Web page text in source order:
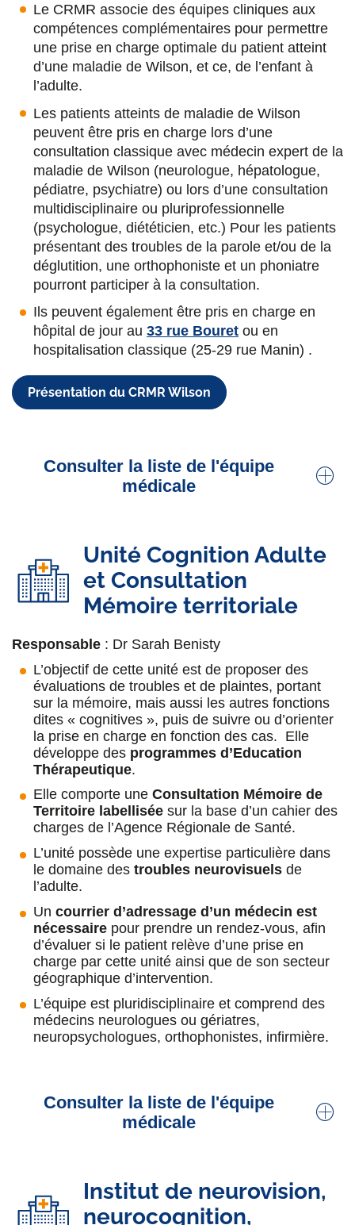
Infirmière d'éducation thérapeutique
Clémence Racine
Infirmière Diplômée d'Etat (IDE),CRMR Wilson
Dr Lucie Bernardaud
Neurologue. Maladie de Parkinson
Dr Brigitte Biolsi
Praticien hospitalier, Centre d'évaluation et de
traitement de la douleur,Fédération de toxine
Dr Nathalie Patte-Karsenti
Neurologue, praticien titulaire.Parkinson,
mouvements anormaux, injection de toxine
botulinique, éducation thérapeutique, hypnose,
TMS
Dr Quentin Salardaine
Neurologue.Maladie de Parkinson
Céline Déguise
Infirmière en Pratique Avancée.
Infirmière en Pratique Avancée : Education
thérapeutique,maladie de Wilson
Le CRMR associe des équipes cliniques aux
compétences complémentaires pour permettre
une prise en charge optimale du patient atteint
d’une maladie de Wilson, et ce, de l’enfant à
l’adulte.
Les patients atteints de maladie de Wilson
peuvent être pris en charge lors d’une
consultation classique avec médecin expert de la
maladie de Wilson (neurologue, hépatologue,
pédiatre, psychiatre) ou lors d’une consultation
multidisciplinaire ou pluriprofessionnelle
(psychologue, diététicien, etc.) Pour les patients
présentant des troubles de la parole et/ou de la
déglutition, une orthophoniste et un phoniatre
pourront participer à la consultation.
Ils peuvent également être pris en charge en
hôpital de jour au 33 rue Bouret ou en
hospitalisation classique (25-29 rue Manin) .
Présentation du CRMR Wilson
Consulter la liste de l'équipe
médicale
Neurologue, coordonnatrice du CRMR Wilson :
maladie de Wilson
Dr Mickael Alexandre Obadia
Neurologue, assistant.Parkinson
mouvements oculaires
Pr Dominique Debray
Hépatopédiatre,
Dr Imen Mansouri
Praticien titulaire,Service d'Imagerieet
échographiste CRMR Wilson
Michaela Pernon
Orthophoniste :maladie de Wilson, unité
Parkinsonet mouvements anormaux,
CRMR Maladies neurogénétiques et
mouvements anormaux
Lena Lingemann
Gwennaëlle Perez
Neuropsychologue :maladie de Wilson
Psychologue
Unité Cognition Adulte
et Consultation
Mémoire territoriale
Responsable : Dr Sarah Benisty
L’objectif de cette unité est de proposer des
évaluations de troubles et de plaintes, portant
sur la mémoire, mais aussi les autres fonctions
dites « cognitives », puis de suivre ou d’orienter
la prise en charge en fonction des cas. Elle
développe des programmes d’Education
Thérapeutique.
Elle comporte une Consultation Mémoire de
Territoire labellisée sur la base d’un cahier des
charges de l’Agence Régionale de Santé.
L’unité possède une expertise particulière dans
le domaine des troubles neurovisuels de
l’adulte.
Un courrier d’adressage d’un médecin est
nécessaire pour prendre un rendez-vous, afin
d’évaluer si le patient relève d’une prise en
charge par cette unité ainsi que de son secteur
géographique d’intervention.
L’équipe est pluridisciplinaire et comprend des
médecins neurologues ou gériatres,
neuropsychologues, orthophonistes, infirmière.
Consulter la liste de l'équipe
médicale
Neurologue, praticien titulaire, Responsable
consultation mémoire
Institut de neurovision,
neurocognition,